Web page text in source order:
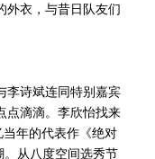
外衣，与昔日队友们
李诗斌连同特别嘉宾
点滴滴。李欣怡找来
年的代表作《绝对
从八度空间选秀节